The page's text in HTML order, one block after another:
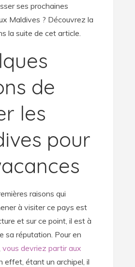
ses prochaines
Maldives ? Découvrez la
la suite de cet article.
de
les
pour
raisons qui
à visiter ce pays est
et sur ce point, il est à
sa réputation. Pour en
vous devriez partir aux
effet, étant un archipel, il